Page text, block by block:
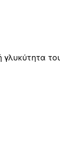
γλυκύτητα